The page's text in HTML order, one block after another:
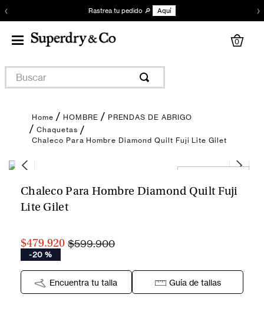
‹ Rastrea tu pedido 🔎 Aquí ›
0
Buscar
HOMBRE
PRENDAS DE ABRIGO
Chaquetas
Chaleco Para Hombre Diamond Quilt Fuji Lite Gilet
Chaleco Para Hombre Diamond Quilt Fuji
Lite Gilet
$479.920 $599.900
-20 %
Encuentra tu talla Guía de tallas